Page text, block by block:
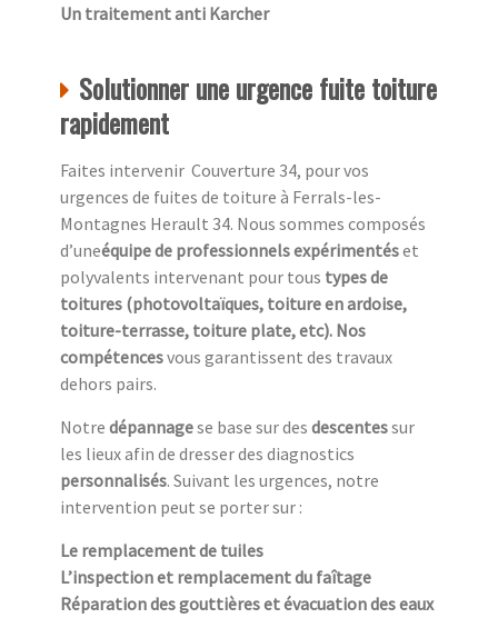
Un traitement anti Karcher
Solutionner une urgence fuite toiture
rapidement
Faites intervenir Couverture 34, pour vos
urgences de fuites de toiture à Ferrals-les-
Montagnes Herault 34. Nous sommes composés
d’uneéquipe de professionnels expérimentéset
polyvalents intervenant pour tous types de
toitures (photovoltaïques, toiture en ardoise,
toiture-terrasse, toiture plate, etc). Nos
compétencesvous garantissent des travaux
dehors pairs.
Notre dépannagese base sur des descentessur
les lieux afin de dresser des diagnostics
personnalisés. Suivant les urgences, notre
intervention peut se porter sur :
Le remplacement de tuiles
L’inspection et remplacement du faîtage
Réparation des gouttières et évacuation des eaux